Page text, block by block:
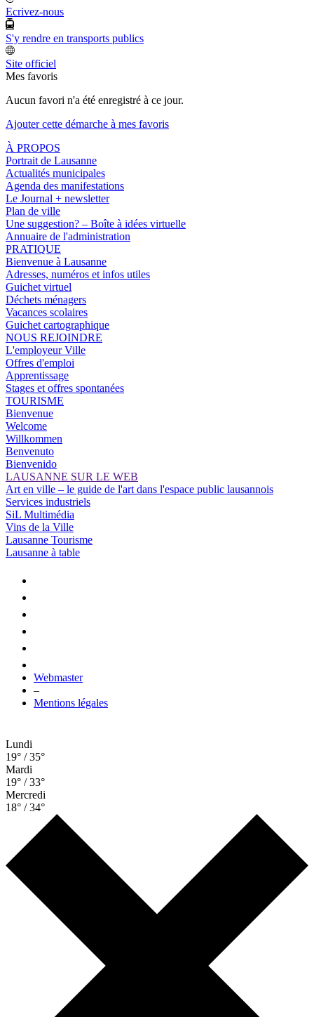
Ecrivez-nous
S'y rendre en transports publics
Site officiel
Mes favoris
Aucun favori n'a été enregistré à ce jour.
Ajouter cette démarche à mes favoris
À PROPOS
Portrait de Lausanne
Actualités municipales
Agenda des manifestations
Le Journal + newsletter
Plan de ville
Une suggestion? – Boîte à idées virtuelle
Annuaire de l'administration
PRATIQUE
Bienvenue à Lausanne
Adresses, numéros et infos utiles
Guichet virtuel
Déchets ménagers
Vacances scolaires
Guichet cartographique
NOUS REJOINDRE
L'employeur Ville
Offres d'emploi
Apprentissage
Stages et offres spontanées
TOURISME
Bienvenue
Welcome
Willkommen
Benvenuto
Bienvenido
LAUSANNE SUR LE WEB
Art en ville – le guide de l'art dans l'espace public lausannois
Services industriels
SiL Multimédia
Vins de la Ville
Lausanne Tourisme
Lausanne à table
Webmaster
–
Mentions légales
Lundi
19° / 35°
Mardi
19° / 33°
Mercredi
18° / 34°